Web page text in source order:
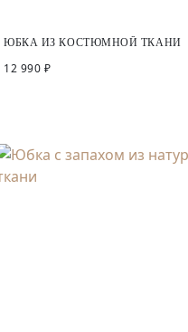
ЮБКА ИЗ КОСТЮМНОЙ ТКАНИ
12 990 ₽